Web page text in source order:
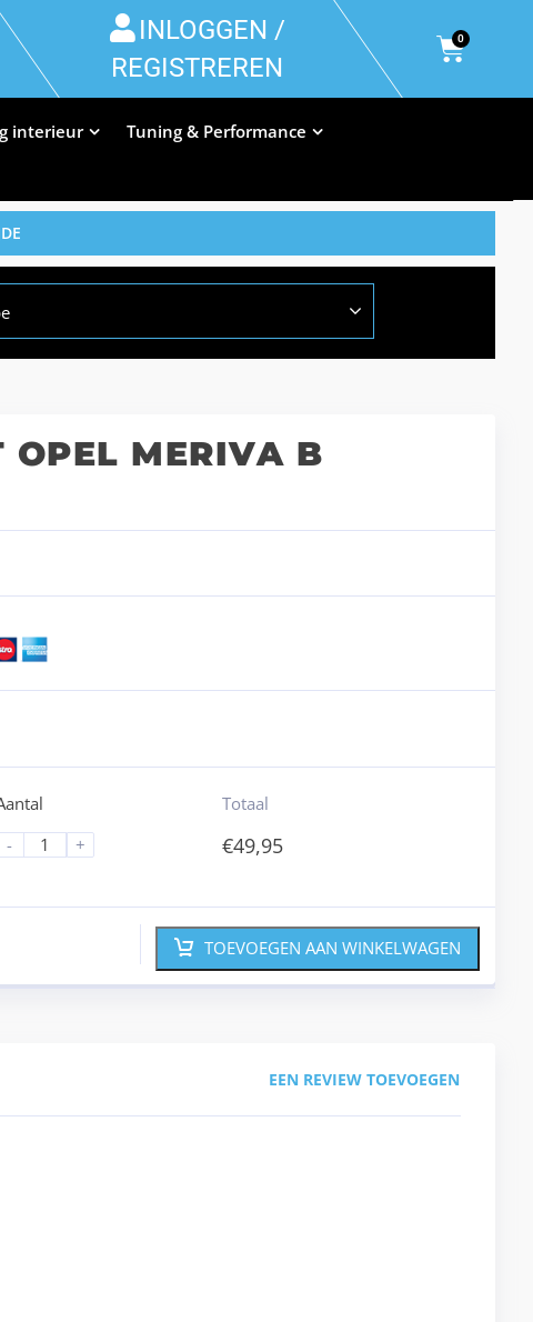
INLOGGEN /
REGISTREREN
0
interieur
Tuning & Performance
OPEL MERIVA B
-
+
Totaal
€49,95
TOEVOEGEN AAN WINKELWAGEN
EEN REVIEW TOEVOEGEN